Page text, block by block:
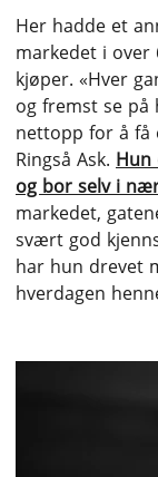
Her hadde et
markedet i
kjøper. «Hver
og fremst se på
nettopp for å få
Ringså Ask. Hun
og bor selv i
markedet,
svært god
har hun drevet
hverdagen